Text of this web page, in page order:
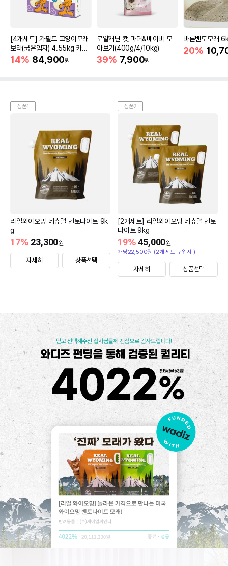
[4개세트] 가필드 고양이모래
보라(굵은입자) 4.55kg 카사
바모래
14% 84,900원
로얄캐닌 캣 마더&베이비 모
아보기(400g/4/10kg)
39% 7,900원
바른벤토모래
20%
상품1
리얼와이오밍 네츄럴 벤토나이트 9k
g
23,300원
17%
자세히 상품선택
상품2
[2개세트] 리얼와이오밍 네츄럴 벤토
나이트 9kg
45,000원
19%
개당22,500원 (2개 세트 구입시 )
자세히 상품선택